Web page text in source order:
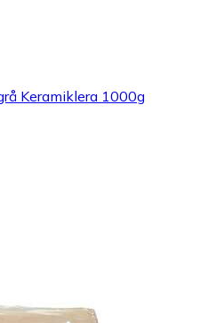
Keramiklera 1000g